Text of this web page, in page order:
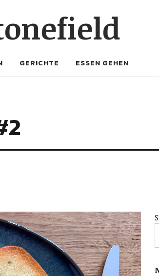
GERICHTE ESSEN GEHEN